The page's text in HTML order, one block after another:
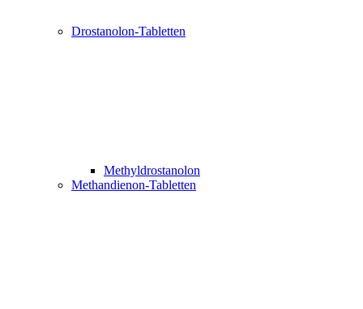
Drostanolon-Tabletten
Methyldrostanolon
Methandienon-Tabletten